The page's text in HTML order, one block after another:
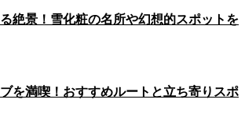
絶景！雪化粧の名所や幻想的スポットを
を満喫！おすすめルートと立ち寄りスポ